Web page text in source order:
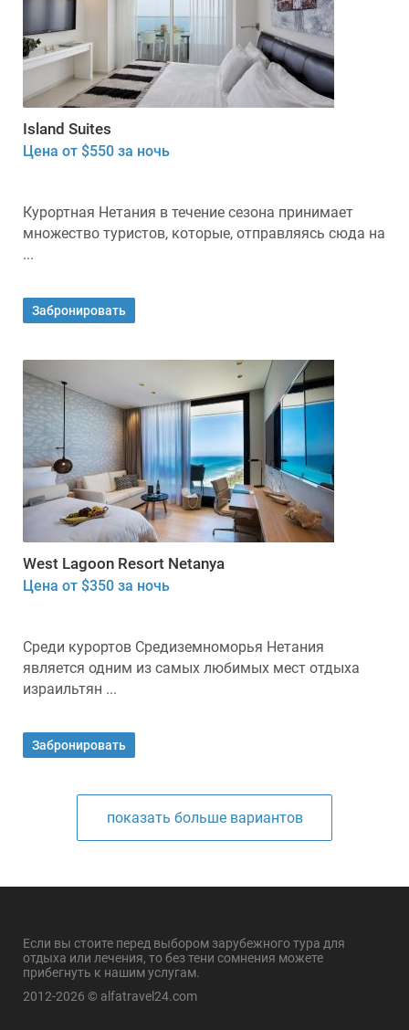
Island Suites
Цена от $550 за ночь
Курортная Нетания в течение сезона принимает
множество туристов, которые, отправляясь сюда на
...
Забронировать
West Lagoon Resort Netanya
Цена от $350 за ночь
Среди курортов Средиземноморья Нетания
является одним из самых любимых мест отдыха
израильтян ...
Забронировать
показать больше вариантов
Если вы стоите перед выбором зарубежного тура для
отдыха или лечения, то без тени сомнения можете
прибегнуть к нашим услугам.
2012-2026 © alfatravel24.com